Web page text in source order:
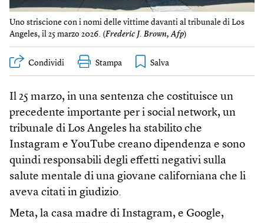
Uno striscione con i nomi delle vittime davanti al tribunale di Los
Angeles, il 25 marzo 2026. (Frederic J. Brown, Afp)
Condividi Stampa
Il 25 marzo, in una sentenza che costituisce un
precedente importante per i social network, un
tribunale di Los Angeles ha stabilito che
Instagram e YouTube creano dipendenza e sono
quindi responsabili degli effetti negativi sulla
salute mentale di una giovane californiana che li
aveva citati in giudizio.
Meta, la casa madre di Instagram, e Google,